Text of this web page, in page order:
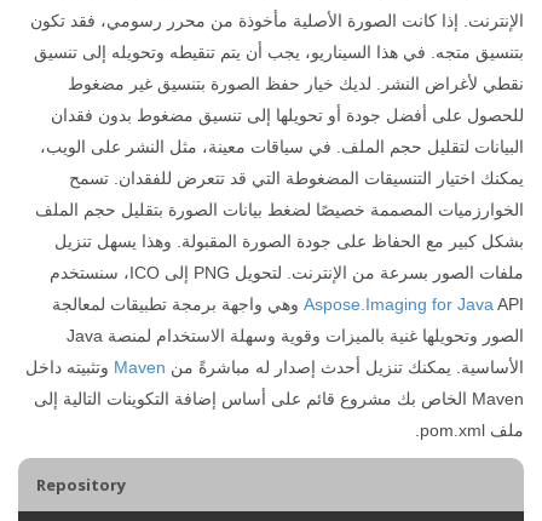
الإنترنت. إذا كانت الصورة الأصلية مأخوذة من محرر رسومي، فقد تكون
بتنسيق متجه. في هذا السيناريو، يجب أن يتم تنقيطه وتحويله إلى تنسيق
نقطي لأغراض النشر. لديك خيار حفظ الصورة بتنسيق غير مضغوط
للحصول على أفضل جودة أو تحويلها إلى تنسيق مضغوط بدون فقدان
البيانات لتقليل حجم الملف. في سياقات معينة، مثل النشر على الويب،
يمكنك اختيار التنسيقات المضغوطة التي قد تتعرض للفقدان. تسمح
الخوارزميات المصممة خصيصًا لضغط بيانات الصورة بتقليل حجم الملف
بشكل كبير مع الحفاظ على جودة الصورة المقبولة. وهذا يسهل تنزيل
ملفات الصور بسرعة من الإنترنت. لتحويل PNG إلى ICO، سنستخدم
Aspose.Imaging for Java API وهي واجهة برمجة تطبيقات لمعالجة
الصور وتحويلها غنية بالميزات وقوية وسهلة الاستخدام لمنصة Java
الأساسية. يمكنك تنزيل أحدث إصدار له مباشرةً من Maven وتثبيته داخل
Maven الخاص بك مشروع قائم على أساس إضافة التكوينات التالية إلى
ملف pom.xml.
Repository